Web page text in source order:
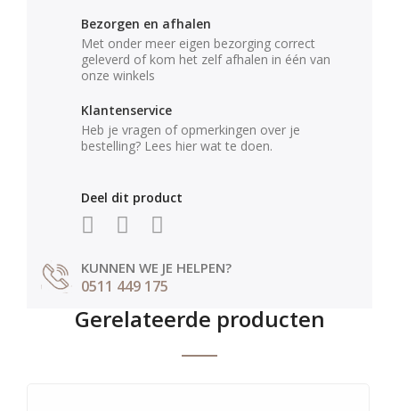
Bezorgen en afhalen
Met onder meer eigen bezorging correct
geleverd of kom het zelf afhalen in één van
onze winkels
Klantenservice
Heb je vragen of opmerkingen over je
bestelling? Lees hier wat te doen.
Deel dit product
KUNNEN WE JE HELPEN?
0511 449 175
Gerelateerde producten